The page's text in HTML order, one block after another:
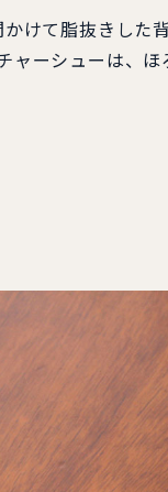
けて脂抜きした
ャーシューは、ほ